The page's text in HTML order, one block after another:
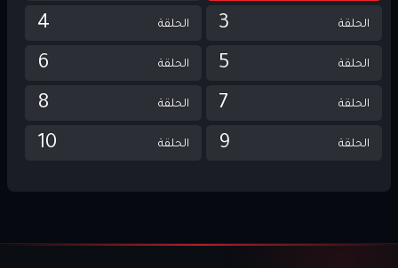
الحلقة 3 الحلقة 4
الحلقة 5 الحلقة 6
الحلقة 7 الحلقة 8
الحلقة 9 الحلقة 10